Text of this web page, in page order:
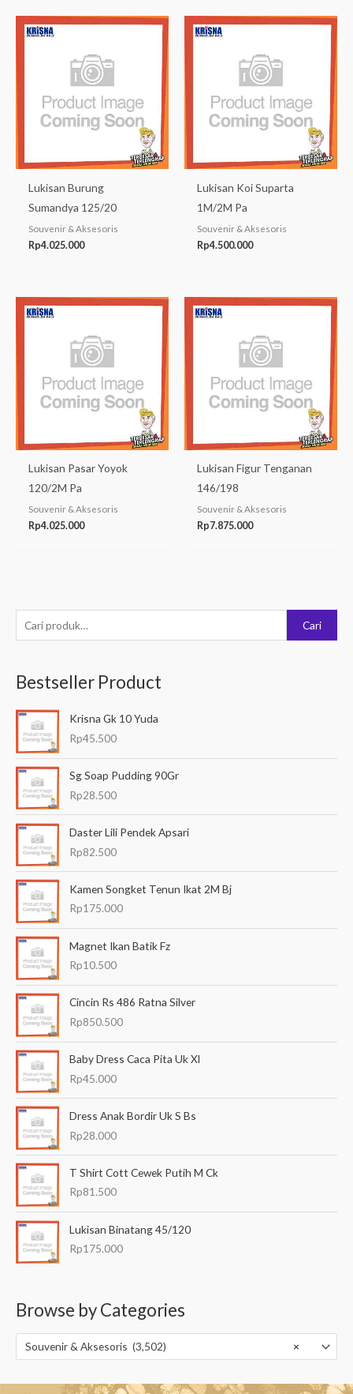
e
c
a
u
n
u
Cari
Bestseller Product
Krisna Gk 10 Yuda
Rp45.500
Sg Soap Pudding 90Gr
Rp28.500
Daster Lili Pendek Apsari
Rp82.500
Kamen Songket Tenun Ikat 2M Bj
Rp175.000
Magnet Ikan Batik Fz
Rp10.500
Cincin Rs 486 Ratna Silver
Rp850.500
Baby Dress Caca Pita Uk Xl
Rp45.000
Dress Anak Bordir Uk S Bs
Rp28.000
T Shirt Cott Cewek Putih M Ck
Rp81.500
Lukisan Binatang 45/120
Rp175.000
Browse by Categories
×
Souvenir & Aksesoris (3,502)
Lukisan Burung
Sumandya 125/20
Souvenir & Aksesoris
Rp4.025.000
Lukisan Koi Suparta
1M/2M Pa
Souvenir & Aksesoris
Rp4.500.000
Lukisan Pasar Yoyok
120/2M Pa
Souvenir & Aksesoris
Rp4.025.000
Lukisan Figur Tenganan
146/198
Souvenir & Aksesoris
Rp7.875.000